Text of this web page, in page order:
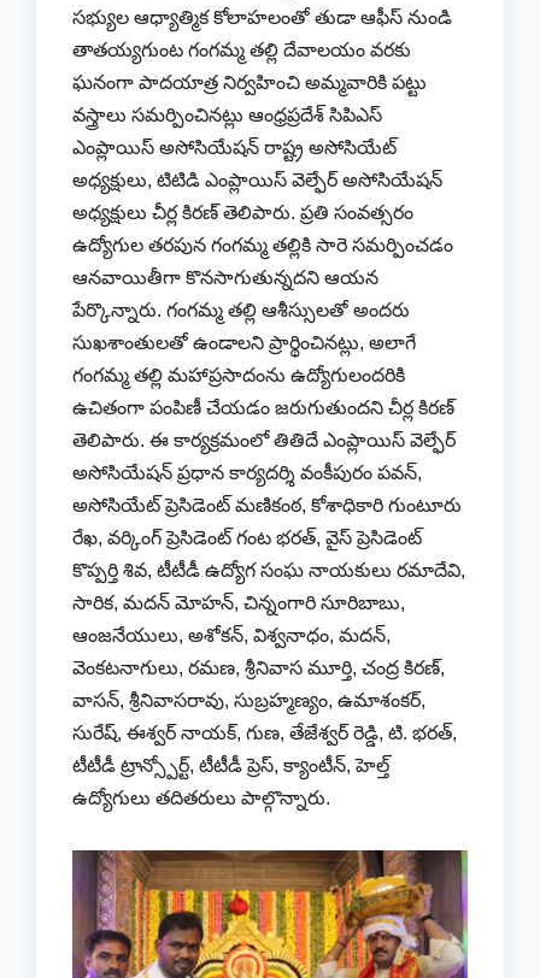
సభ్యుల ఆధ్యాత్మిక కోలాహలంతో తుడా ఆఫీస్ నుండి
తాతయ్యగుంట గంగమ్మ తల్లి దేవాలయం వరకు
ఘనంగా పాదయాత్ర నిర్వహించి అమ్మవారికి పట్టు
వస్త్రాలు సమర్పించినట్లు ఆంధ్రప్రదేశ్ సిపిఎస్
ఎంప్లాయిస్ అసోసియేషన్ రాష్ట్ర అసోసియేట్
అధ్యక్షులు, టిటిడి ఎంప్లాయిస్ వెల్ఫేర్ అసోసియేషన్
అధ్యక్షులు చీర్ల కిరణ్ తెలిపారు. ప్రతి సంవత్సరం
ఉద్యోగుల తరపున గంగమ్మ తల్లికి సారె సమర్పించడం
ఆనవాయితీగా కొనసాగుతున్నదని ఆయన
పేర్కొన్నారు. గంగమ్మ తల్లి ఆశీస్సులతో అందరు
సుఖశాంతులతో ఉండాలని ప్రార్థించినట్లు, అలాగే
గంగమ్మ తల్లి మహాప్రసాదంను ఉద్యోగులందరికి
ఉచితంగా పంపిణీ చేయడం జరుగుతుందని చీర్ల కిరణ్
తెలిపారు. ఈ కార్యక్రమంలో తితిదే ఎంప్లాయిస్ వెల్ఫేర్
అసోసియేషన్ ప్రధాన కార్యదర్శి వంకీపురం పవన్,
అసోసియేట్ ప్రెసిడెంట్ మణికంఠ, కోశాధికారి గుంటూరు
రేఖ, వర్కింగ్ ప్రెసిడెంట్ గంట భరత్, వైస్ ప్రెసిడెంట్
కొప్పర్తి శివ, టీటీడీ ఉద్యోగ సంఘ నాయకులు రమాదేవి,
సారిక, మదన్ మోహన్, చిన్నంగారి సూరిబాబు,
ఆంజనేయులు, అశోకన్, విశ్వనాధం, మదన్,
వెంకటనాగులు, రమణ, శ్రీనివాస మూర్తి, చంద్ర కిరణ్,
వాసన్, శ్రీనివాసరావు, సుబ్రహ్మణ్యం, ఉమాశంకర్,
సురేష్, ఈశ్వర్ నాయక్, గుణ, తేజేశ్వర్ రెడ్డి, టి. భరత్,
టీటీడీ ట్రాన్స్పోర్ట్, టీటీడీ ప్రెస్, క్యాంటీన్, హెల్త్
ఉద్యోగులు తదితరులు పాల్గొన్నారు.